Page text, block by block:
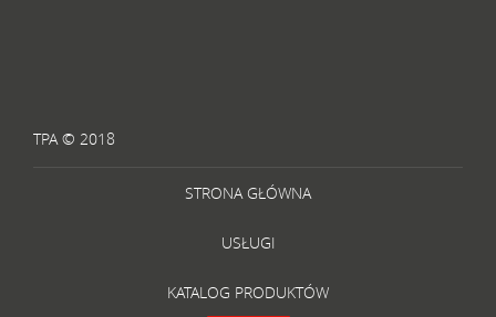
TPA © 2018
STRONA GŁÓWNA
USŁUGI
KATALOG PRODUKTÓW